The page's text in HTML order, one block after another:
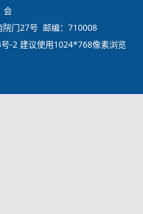
会
院门27号 邮编：710008
-2建议使用1024*768像素浏览